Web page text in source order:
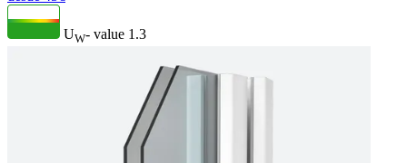
UW- value 1.3